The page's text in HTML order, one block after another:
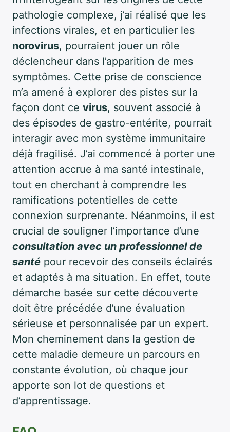
pathologie complexe, j’ai réalisé que les
infections virales, et en particulier les
norovirus, pourraient jouer un rôle
déclencheur dans l’apparition de mes
symptômes. Cette prise de conscience
m’a amené à explorer des pistes sur la
façon dont ce virus, souvent associé à
des épisodes de gastro-entérite, pourrait
interagir avec mon système immunitaire
déjà fragilisé. J’ai commencé à porter une
attention accrue à ma santé intestinale,
tout en cherchant à comprendre les
ramifications potentielles de cette
connexion surprenante. Néanmoins, il est
crucial de souligner l’importance d’une
consultation avec un professionnel de
santé pour recevoir des conseils éclairés
et adaptés à ma situation. En effet, toute
démarche basée sur cette découverte
doit être précédée d’une évaluation
sérieuse et personnalisée par un expert.
Mon cheminement dans la gestion de
cette maladie demeure un parcours en
constante évolution, où chaque jour
apporte son lot de questions et
d’apprentissage.